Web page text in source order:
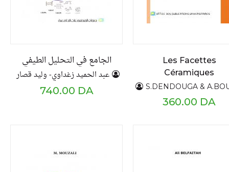
الجامع في التحليل الطيفي
عبد الحميد زغداوي- وليد قصار
740.00 DA
Les Facettes
Céramiques
S.DENDOUGA & A.BOUKEMOUCHE &
360.00 DA